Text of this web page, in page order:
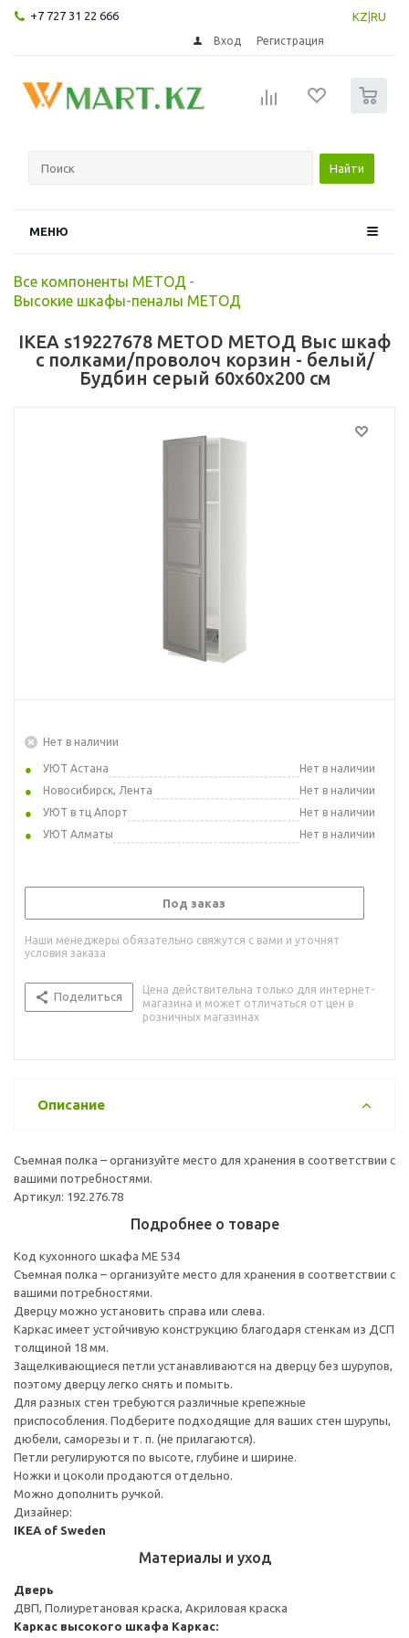
+7 727 31 22 666 KZ RU
Вход Регистрация
Найти
МЕНЮ
Все компоненты МЕТОД -
Высокие шкафы-пеналы МЕТОД
IKEA s19227678 METOD МЕТОД Выс шкаф
с полками/проволоч корзин - белый/
Будбин серый 60x60x200 см
Нет в наличии
УЮТ Астана
Нет в наличии
Новосибирск, Лента
Нет в наличии
УЮТ в тц Апорт
Нет в наличии
УЮТ Алматы
Нет в наличии
Под заказ
Наши менеджеры обязательно свяжутся с вами и уточнят
условия заказа
Поделиться
Цена действительна только для интернет-
магазина и может отличаться от цен в
розничных магазинах
Описание
Съемная полка – организуйте место для хранения в соответствии с
вашими потребностями.
Артикул: 192.276.78
Подробнее о товаре
Код кухонного шкафа ME 534
Съемная полка – организуйте место для хранения в соответствии с
вашими потребностями.
Дверцу можно установить справа или слева.
Каркас имеет устойчивую конструкцию благодаря стенкам из ДСП
толщиной 18 мм.
Защелкивающиеся петли устанавливаются на дверцу без шурупов,
поэтому дверцу легко снять и помыть.
Для разных стен требуются различные крепежные
приспособления. Подберите подходящие для ваших стен шурупы,
дюбели, саморезы и т. п. (не прилагаются).
Петли регулируются по высоте, глубине и ширине.
Ножки и цоколи продаются отдельно.
Можно дополнить ручкой.
Дизайнер:
IKEA of Sweden
Материалы и уход
Дверь
ДВП, Полиуретановая краска, Акриловая краска
Каркас высокого шкафа Каркас: